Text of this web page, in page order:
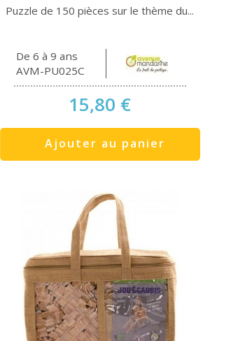
Puzzle de 150 pièces sur le thème du...
De 6 à 9 ans
AVM-PU025C
15,80 €
Ajouter au panier